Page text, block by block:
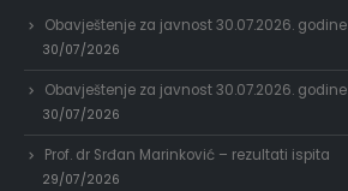
Obavještenje za javnost 30.07.2026. godine
30/07/2026
Obavještenje za javnost 30.07.2026. godine
30/07/2026
Prof. dr Srđan Marinković – rezultati ispita
29/07/2026